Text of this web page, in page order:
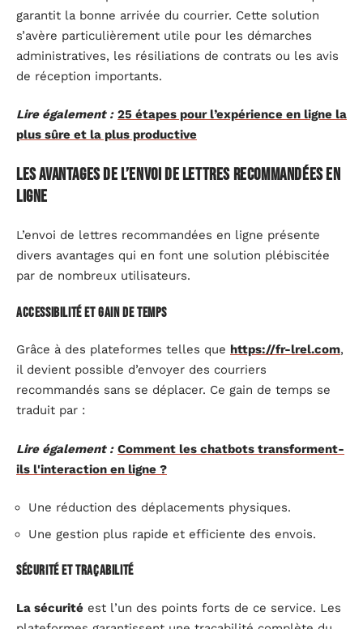
garantit la bonne arrivée du courrier. Cette solution
s’avère particulièrement utile pour les démarches
administratives, les résiliations de contrats ou les avis
de réception importants.
Lire également : 25 étapes pour l’expérience en ligne la
plus sûre et la plus productive
Les avantages de l’envoi de lettres recommandées en
ligne
L’envoi de lettres recommandées en ligne présente
divers avantages qui en font une solution plébiscitée
par de nombreux utilisateurs.
Accessibilité et gain de temps
Grâce à des plateformes telles que https://fr-lrel.com,
il devient possible d’envoyer des courriers
recommandés sans se déplacer. Ce gain de temps se
traduit par :
Lire également : Comment les chatbots transforment-
ils l'interaction en ligne ?
Une réduction des déplacements physiques.
Une gestion plus rapide et efficiente des envois.
Sécurité et traçabilité
La sécurité est l’un des points forts de ce service. Les